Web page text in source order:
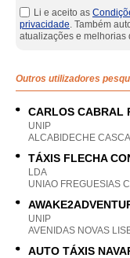
Li e aceito as
privacidade. Também
atualizações e melhorias
Outros utilizadores
CARLOS CABRAL
UNIP
ALCABIDECHE
TÁXIS FLECHA
LDA
UNIAO FREGUESIAS
UNIP
AVENIDAS NOVAS
AUTO TÁXIS